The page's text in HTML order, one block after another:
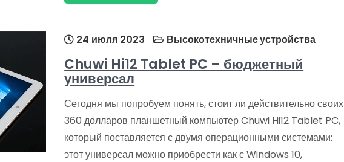
24 июля 2023 Высокотехничные устройства
Chuwi Hi12 Tablet PC – бюджетный
универсал
Сегодня мы попробуем понять, стоит ли действительно своих
360 долларов планшетный компьютер Chuwi Hi12 Tablet PC,
который поставляется с двумя операционными системами:
этот универсал можно приобрести как с Windows 10,